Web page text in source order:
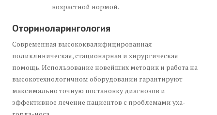
возрастной нормой.
Оториноларингология
Современная высококвалифицированная
поликлиническая, стационарная и хирургическая
помощь. Использование новейших методик и работа на
высокотехнологичном оборудовании гарантируют
максимально точную постановку диагнозов и
эффективное лечение пациентов с проблемами уха-